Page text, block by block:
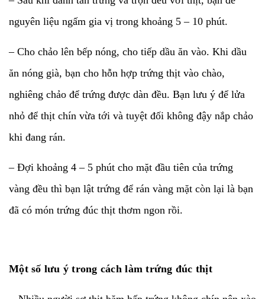
nguyên liệu ngấm gia vị trong khoảng 5 – 10 phút.
– Cho chảo lên bếp nóng, cho tiếp dầu ăn vào. Khi dầu
ăn nóng già, bạn cho hỗn hợp trứng thịt vào chào,
nghiêng chảo để trứng được dàn đều. Bạn lưu ý để lửa
nhỏ để thịt chín vừa tới và tuyệt đối không đậy nắp chảo
khi đang rán.
– Đợi khoảng 4 – 5 phút cho mặt đầu tiên của trứng
vàng đều thì bạn lật trứng để rán vàng mặt còn lại là bạn
đã có món trứng đúc thịt thơm ngon rồi.
Một số lưu ý trong cách làm trứng đúc thịt